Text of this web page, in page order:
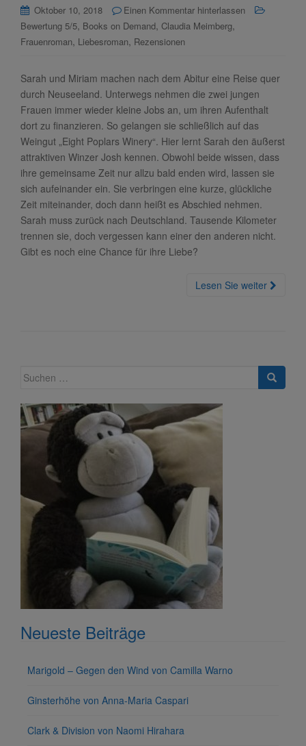
Oktober 10, 2018
Einen Kommentar hinterlassen
Bewertung 5/5, Books on Demand, Claudia Meimberg,
Frauenroman, Liebesroman, Rezensionen
Sarah und Miriam machen nach dem Abitur eine Reise quer
durch Neuseeland. Unterwegs nehmen die zwei jungen
Frauen immer wieder kleine Jobs an, um ihren Aufenthalt
dort zu finanzieren. So gelangen sie schließlich auf das
Weingut „Eight Poplars Winery“. Hier lernt Sarah den äußerst
attraktiven Winzer Josh kennen. Obwohl beide wissen, dass
ihre gemeinsame Zeit nur allzu bald enden wird, lassen sie
sich aufeinander ein. Sie verbringen eine kurze, glückliche
Zeit miteinander, doch dann heißt es Abschied nehmen.
Sarah muss zurück nach Deutschland. Tausende Kilometer
trennen sie, doch vergessen kann einer den anderen nicht.
Gibt es noch eine Chance für ihre Liebe?
Lesen Sie weiter
Suche
Neueste Beiträge
Marigold – Gegen den Wind von Camilla Warno
Ginsterhöhe von Anna-Maria Caspari
Clark & Division von Naomi Hirahara